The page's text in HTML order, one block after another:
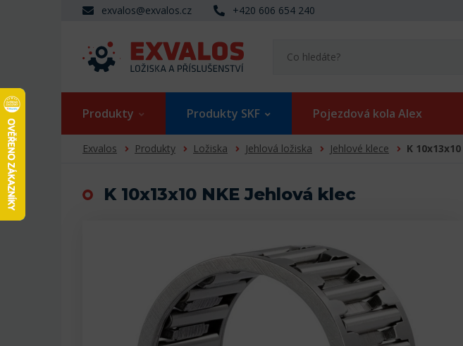
exvalos@exvalos.cz +420 606 654 240
Produkty Produkty SKF Pojezdová kola Alex
Exvalos Produkty Ložiska Jehlová ložiska Jehlové klece K
K 10x13x10 NKE Jehlová klec